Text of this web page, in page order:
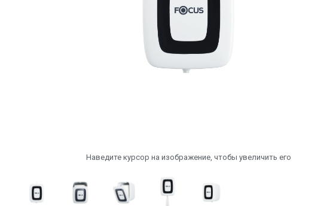
Наведите курсор на изображение, чтобы увеличить его